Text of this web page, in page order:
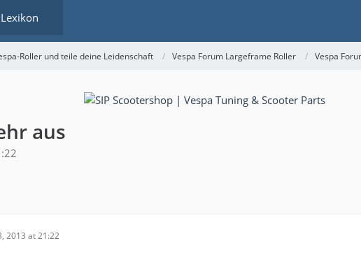
Lexikon
Roller und teile deine Leidenschaft Vespa Forum Largeframe Roller Vespa
aus
2013 at 21:22